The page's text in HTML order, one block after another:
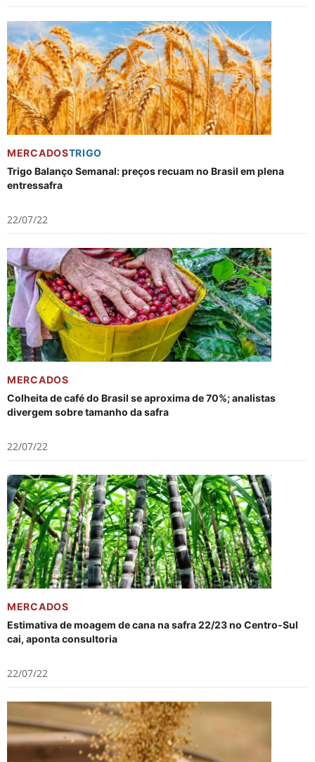
MERCADOSTRIGO
Trigo Balanço Semanal: preços recuam no Brasil em plena
entressafra
22/07/22
MERCADOS
Colheita de café do Brasil se aproxima de 70%; analistas
divergem sobre tamanho da safra
22/07/22
MERCADOS
Estimativa de moagem de cana na safra 22/23 no Centro-Sul
cai, aponta consultoria
22/07/22